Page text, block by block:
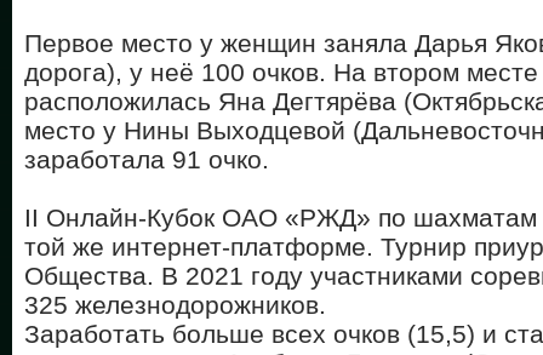
Первое место у женщин заняла Дарья
дорога), у неё 100 очков. На втором
расположилась Яна Дегтярёва
место у Нины Выходцевой
заработала 91 очко.
II Онлайн-Кубок ОАО «РЖД» по шахматам
той же интернет-платформе. Турнир
Общества. В 2021 году участниками
325 железнодорожников.
Заработать больше всех очков (15,5) и